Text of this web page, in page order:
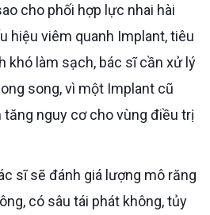
cho phối hợp lực nhai hài
hiệu viêm quanh Implant, tiêu
khó làm sạch, bác sĩ cần xử lý
song, vì một Implant cũ
nguy cơ cho vùng điều trị
có sâu tái phát không, tủy